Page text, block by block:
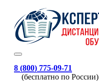
8 (800) 775-09-71
(бесплатно по России)